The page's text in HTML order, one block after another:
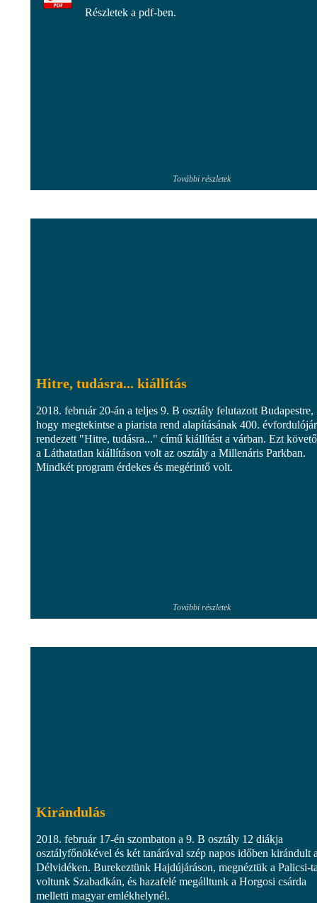
Részletek a pdf-ben.
További részletek
Hitre, tudásra... kiállítás
2018. február 20-án a teljes 9. B osztály felutazott Budapestre,
hogy megtekintse a piarista rend alapításának 400.
rendezett "Hitre, tudásra..." című kiállítást a várban. Ezt
a Láthatatlan kiállításon volt az osztály a Millenáris Parkban.
Mindkét program érdekes és megérintő volt.
További részletek
Kirándulás
2018. február 17-én szombaton a 9. B osztály 12 diákja
osztályfőnökével és két tanárával szép napos időben kirándult
Délvidéken. Burekeztünk Hajdújáráson, megnéztük a Palicsi-
voltunk Szabadkán, és hazafelé megálltunk a Horgosi csárda
melletti magyar emlékhelynél.